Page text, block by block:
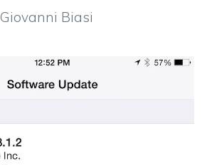
Giovanni Biasi